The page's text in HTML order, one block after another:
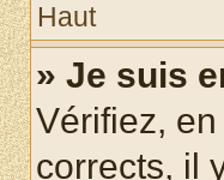
Haut
» Je suis
Vérifiez, en
corrects, il